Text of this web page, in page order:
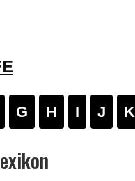
G H I J K